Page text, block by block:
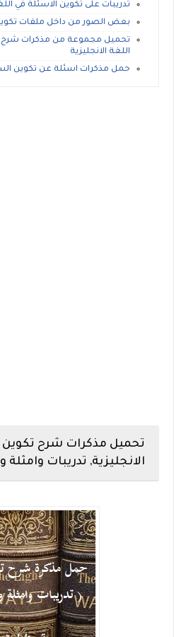
تدريبات على تكوين الاسئلة في
بعض الصور من داخل ملفات
تحميل مجموعة من مذكرات شرح
اللغة الانجليزية
حمل مذكرات اسئلة عن تكوين
تحميل مذكرات شرح تكوين
الانجليزية, تدريبات